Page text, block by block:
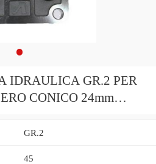
IDRAULICA GR.2 PER
CONICO 24mm
GR.2
45